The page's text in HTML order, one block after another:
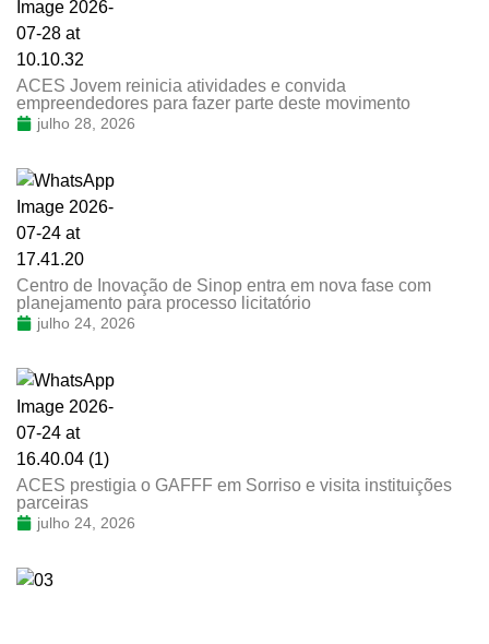
ACES Jovem reinicia atividades e convida
empreendedores para fazer parte deste movimento
julho 28, 2026
Centro de Inovação de Sinop entra em nova fase com
planejamento para processo licitatório
julho 24, 2026
ACES prestigia o GAFFF em Sorriso e visita instituições
parceiras
julho 24, 2026